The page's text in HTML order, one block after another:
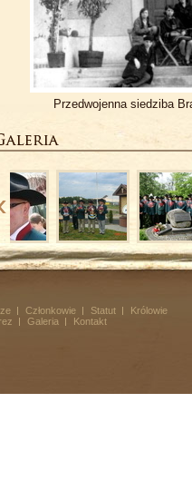
Przedwojenna siedziba
Członkowie Statut
Królowie
Galeria Kontakt